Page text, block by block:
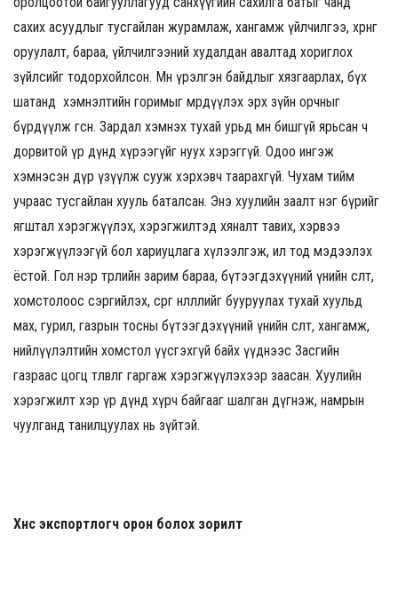
сахих асуудлыг тусгайлан журамлаж, хангамж үйлчилгээ, хөрөнгө
оруулалт, бараа, үйлчилгээний худалдан авалтад хориглох
зүйлсийг тодорхойлсон. Мөн үрэлгэн байдлыг хязгаарлах, бүх
шатанд хэмнэлтийн горимыг мөрдүүлэх эрх зүйн орчныг
бүрдүүлж өгсөн. Зардал хэмнэх тухай урьд өмнө бишгүй ярьсан ч
дорвитой үр дүнд хүрээгүйг нуух хэрэггүй. Одоо ингэж
хэмнэсэн дүр үзүүлж сууж хэрхэвч таарахгүй. Чухам тийм
учраас тусгайлан хууль баталсан. Энэ хуулийн заалт нэг бүрийг
ягштал хэрэгжүүлэх, хэрэгжилтэд хяналт тавих, хэрвээ
хэрэгжүүлээгүй бол хариуцлага хүлээлгэж, ил тод мэдээлэх
ёстой. Гол нэр төрлийн зарим бараа, бүтээгдэхүүний үнийн өсөлт,
хомстолоос сэргийлэх, сөрөг нөлөөллийг бууруулах тухай хуульд
мах, гурил, газрын тосны бүтээгдэхүүний үнийн өсөлт, хангамж,
нийлүүлэлтийн хомстол үүсгэхгүй байх үүднээс Засгийн
газраас цогц төлөвлөгөө гаргаж хэрэгжүүлэхээр заасан. Хуулийн
хэрэгжилт хэр үр дүнд хүрч байгааг шалган дүгнэж, намрын
чуулганд танилцуулах нь зүйтэй.
Хүнс экспортлогч орон болох зорилт